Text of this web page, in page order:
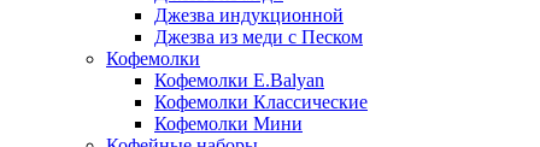
Джезва индукционной
Джезва из меди с Песком
Кофемолки
Кофемолки E.Balyan
Кофемолки Классические
Кофемолки Мини